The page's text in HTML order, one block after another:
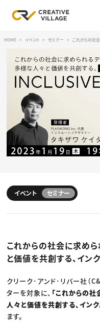
ログイン
RECRUIT
クリエイター求人を探す
CREATIVE JOB求人検
特集求人
採用説明会
スキルアップしたい！
デザイン
編集・ライティング
マーケティング
ディレクション
業界解説・キャリア事情
TOP Creator’s コラム
Webクリエイター
アプリクリエイター
ゲームクリエイター
映像クリエイター
クリエイターインタビ
C＆R Magazine
セミナー
ニュース・トレンド トップ
Web
映像
ゲーム・エンタメ
広告
HOME イベント セミナー これからの社
イベント セミナー
これからの社会に求め
と価値を共創する、イン
クリーク･アンド･リバー社（
ターを対象に、 「これからの
人々と価値を共創する、イン
ます。